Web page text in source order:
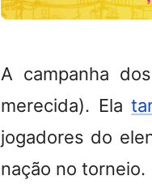
A campanha
merecida). Ela
jogadores do
nação no torneio.